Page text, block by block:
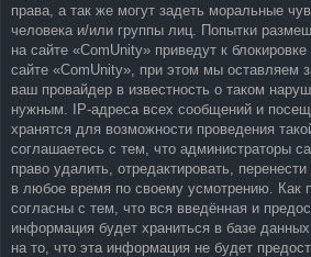
права, а так же могут задеть моральные
человека и/или группы лиц. Попытки
на сайте «ComUnity» приведут к
сайте «ComUnity», при этом мы оставляем
ваш провайдер в известность о таком
нужным. IP-адреса всех сообщений и
хранятся для возможности проведения
соглашаетесь с тем, что администраторы
право удалить, отредактировать,
в любое время по своему усмотрению. Как
согласны с тем, что вся введённая и
информация будет храниться в базе
на то, что эта информация не будет